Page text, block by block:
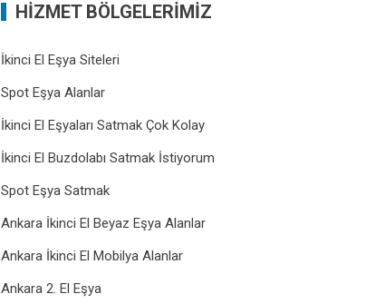
HİZMET BÖLGELERİMİZ
İkinci El Eşya Siteleri
Spot Eşya Alanlar
İkinci El Eşyaları Satmak Çok Kolay
İkinci El Buzdolabı Satmak İstiyorum
Spot Eşya Satmak
Ankara İkinci El Beyaz Eşya Alanlar
Ankara İkinci El Mobilya Alanlar
Ankara 2. El Eşya